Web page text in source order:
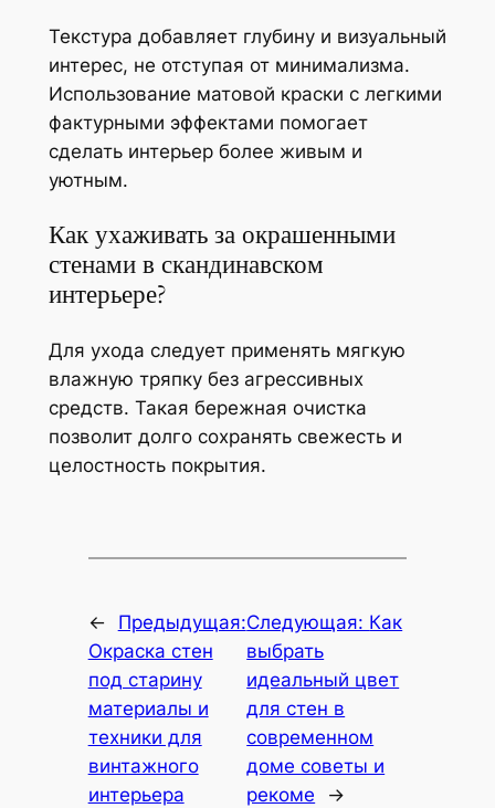
Текстура добавляет глубину и визуальный
интерес, не отступая от минимализма.
Использование матовой краски с легкими
фактурными эффектами помогает
сделать интерьер более живым и
уютным.
Как ухаживать за окрашенными
стенами в скандинавском
интерьере?
Для ухода следует применять мягкую
влажную тряпку без агрессивных
средств. Такая бережная очистка
позволит долго сохранять свежесть и
целостность покрытия.
←
Предыдущая:
Окраска стен
под старину
материалы и
техники для
винтажного
интерьера
Следующая: Как
выбрать
идеальный цвет
для стен в
современном
доме советы и
рекоме
→